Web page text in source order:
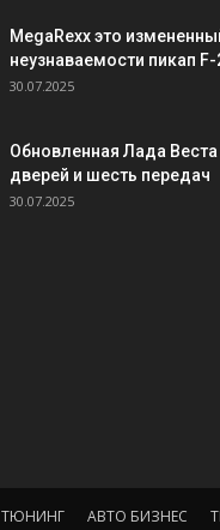
MegaRexx это
неузнаваемости пикап F-
30.07.2025
Обновленная Лада Веста
дверей и шесть передач
30.07.2025
ТЮНИНГ АВТО БИЗНЕС